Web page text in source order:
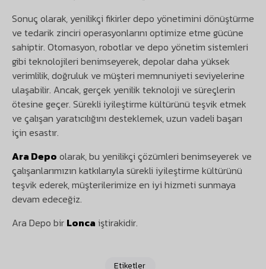
Sonuç olarak, yenilikçi fikirler depo yönetimini dönüştürme
ve tedarik zinciri operasyonlarını optimize etme gücüne
sahiptir. Otomasyon, robotlar ve depo yönetim sistemleri
gibi teknolojileri benimseyerek, depolar daha yüksek
verimlilik, doğruluk ve müşteri memnuniyeti seviyelerine
ulaşabilir. Ancak, gerçek yenilik teknoloji ve süreçlerin
ötesine geçer. Sürekli iyileştirme kültürünü teşvik etmek
ve çalışan yaratıcılığını desteklemek, uzun vadeli başarı
için esastır.
Ara Depo olarak, bu yenilikçi çözümleri benimseyerek ve
çalışanlarımızın katkılarıyla sürekli iyileştirme kültürünü
teşvik ederek, müşterilerimize en iyi hizmeti sunmaya
devam edeceğiz.
Ara Depo bir Lonca iştirakidir.
Etiketler